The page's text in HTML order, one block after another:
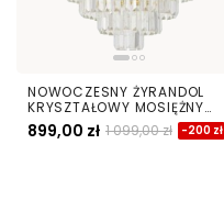
NOWOCZESNY ŻYRANDOL
KRYSZTAŁOWY MOSIĘŻNY
CAPRIA D50
899,00 zł 1 099,00 zł -200 zł